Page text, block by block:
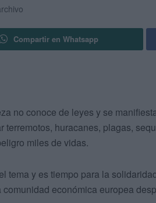
Compartir en Whatsapp
no conoce de leyes y se
terremotos, huracanes, plagas,
miles de vidas.
tema y es tiempo para la
comunidad económica europea